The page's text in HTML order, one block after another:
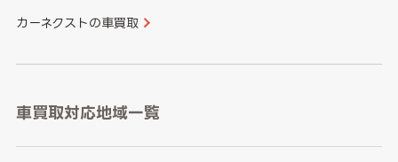
カーネクストの車買取
車買取対応地域一覧